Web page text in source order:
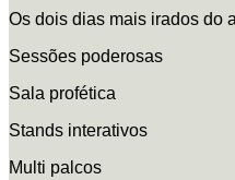
Os dois dias mais irados do
Sessões poderosas
Sala profética
Stands interativos
Multi palcos